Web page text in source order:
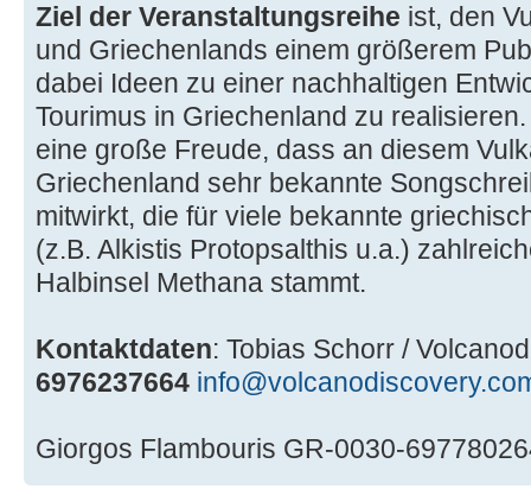
Ziel der Veranstaltungsreihe ist, den
und Griechenlands einem größerem
dabei Ideen zu einer nachhaltigen
Tourimus in Griechenland zu
eine große Freude, dass an diesem
Griechenland sehr bekannte
mitwirkt, die für viele bekannte
(z.B. Alkistis Protopsalthis u.a.)
Halbinsel Methana stammt.
Kontaktdaten: Tobias Schorr /
6976237664
Giorgos Flambouris GR-0030-